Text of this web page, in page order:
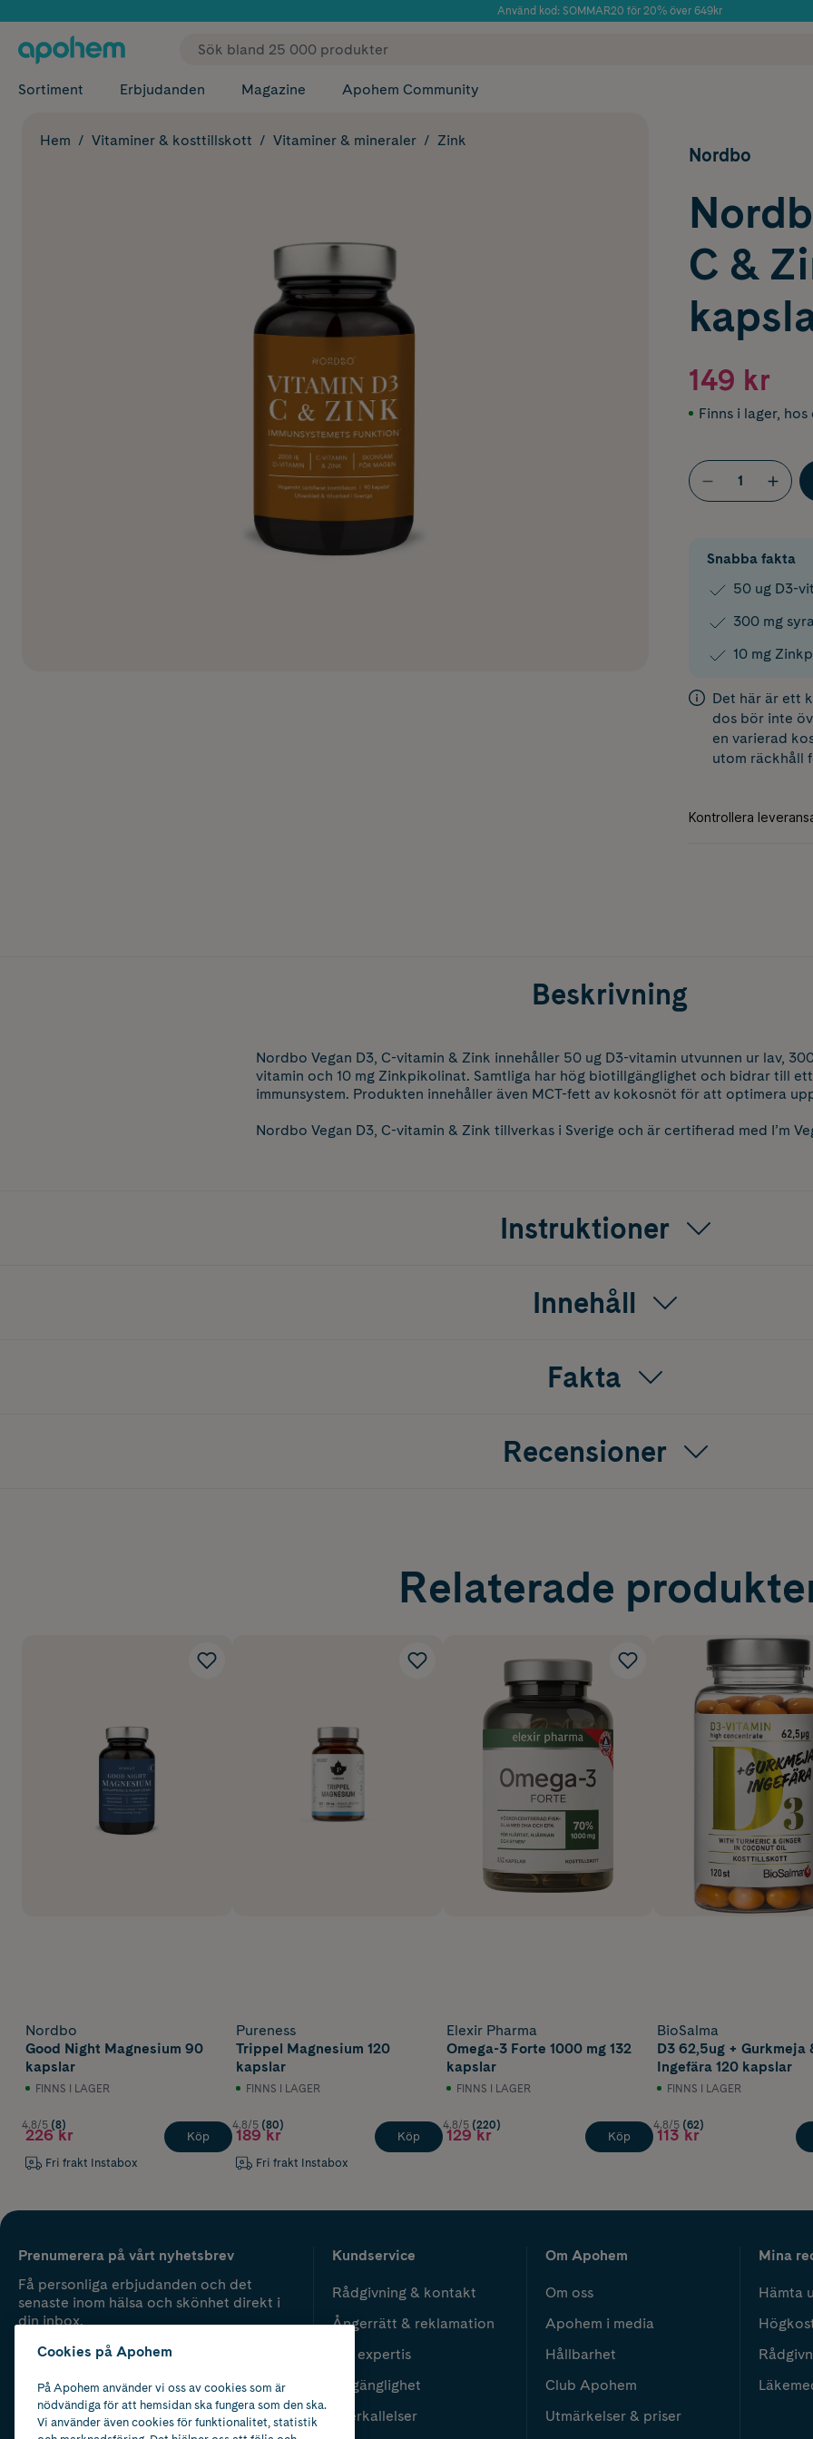
Använd kod: SOMMAR20 för 20% över 649kr
✓ Fri frakt
Sortiment Erbjudanden Magazine Apohem Community
Hem Vitaminer & kosttillskott Vitaminer & mineraler Zink
Nordbo
C &
149 kr
Finns i lager, hos
Snabba fakta
50 ug D3-
300 mg
10 mg
Det här är ett
dos bör inte
en varierad
utom räckhåll
Beskrivning
Nordbo Vegan D3, C-vitamin & Zink innehåller 50 ug D3-vitamin utvunnen ur lav,
vitamin och 10 mg Zinkpikolinat. Samtliga har hög biotillgänglighet och bidrar till
immunsystem. Produkten innehåller även MCT-fett av kokosnöt för att optimera
Nordbo Vegan D3, C-vitamin & Zink tillverkas i Sverige och är certifierad med I’m
Instruktioner
Innehåll
Fakta
Recensioner
Relaterade
Nordbo
Good Night Magnesium 90
kapslar
FINNS I LAGER
4.8/5 (8)
226 kr
Fri frakt Instabox
Köp
Pureness
Trippel Magnesium 120
kapslar
FINNS I LAGER
4.8/5 (80)
189 kr
Fri frakt Instabox
Köp
Elexir Pharma
Omega-3 Forte 1000 mg 132
kapslar
FINNS I LAGER
4.8/5 (220)
129 kr Köp
BioSalma
D3 62,5ug + Gurkmeja
Ingefära 120 kapslar
FINNS I LAGER
4.8/5 (62)
113 kr
Prenumerera på vårt nyhetsbrev
Få personliga erbjudanden och det
senaste inom hälsa och skönhet direkt i
din inbox.
Kundservice
Rådgivning & kontakt
Ångerrätt & reklamation
Vår expertis
Tillgänglighet
Återkallelser
Om Apohem
Om oss
Apohem i media
Hållbarhet
Club Apohem
Utmärkelser & priser
Mina
Hämta
Cookies på Apohem
På Apohem använder vi oss av cookies som är
nödvändiga för att hemsidan ska fungera som den ska.
Vi använder även cookies för funktionalitet, statistik